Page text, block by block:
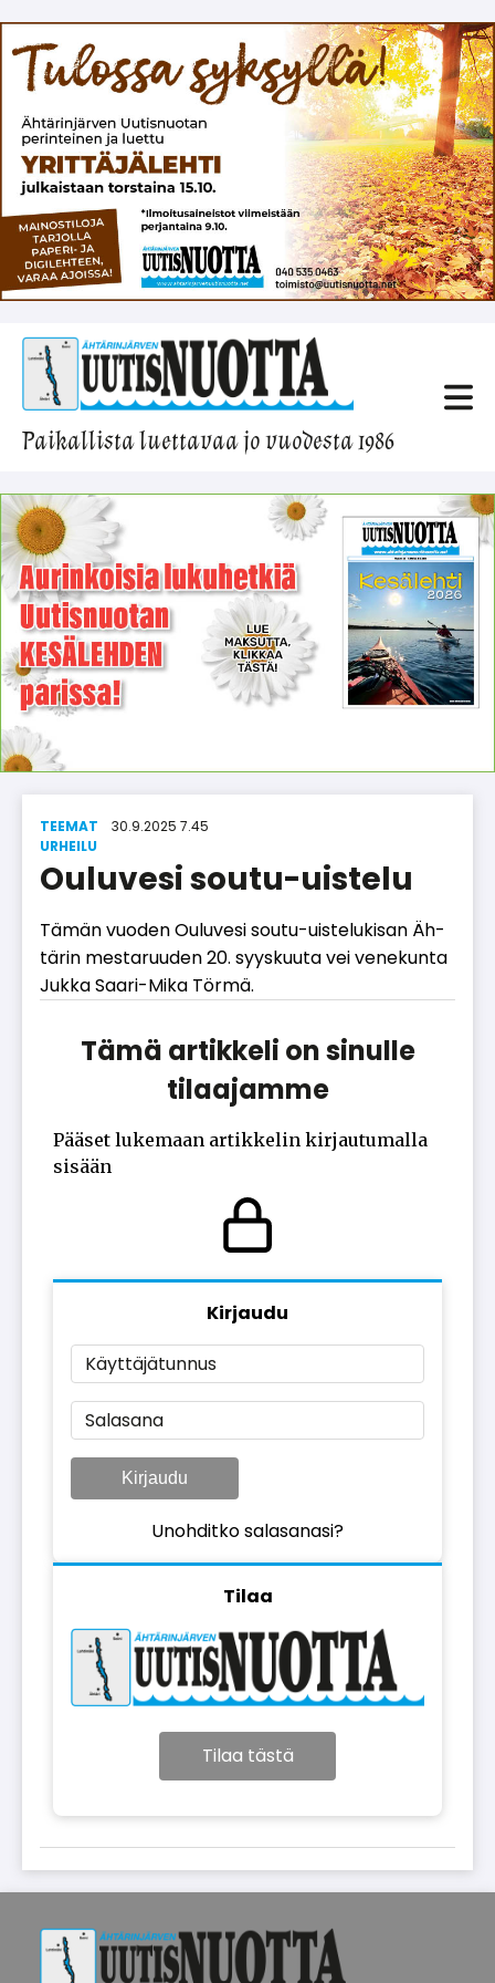
Paikallista luettavaa jo vuodesta 1986
TEEMAT
30.9.2025 7.45
UR­HEI­LU
Ouluvesi soutu-uistelu
Tä­män vuo­den Ou­lu­ve­si sou­tu-uis­te­lu­ki­san Äh­
tä­rin mes­ta­ruu­den 20. syys­kuu­ta vei ve­ne­kun­ta
Juk­ka Saa­ri-Mika Tör­mä.
Tämä artikkeli on sinulle
tilaajamme
Pääset lukemaan artikkelin kirjautumalla
sisään
Kirjaudu
Käyttäjätunnus
Salasana
Kirjaudu
Unohditko salasanasi?
Tilaa
Tilaa tästä